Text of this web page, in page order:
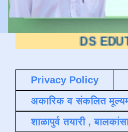
DS EDUTECH या
Privacy Policy
अकारिक व संकलित
शाळापुर्व तयारी ,